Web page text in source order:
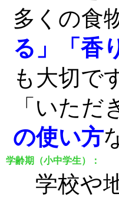
多くの食
る」「香
も大切で
「いた
の使い方
学齢期（小中学生）：
学校や